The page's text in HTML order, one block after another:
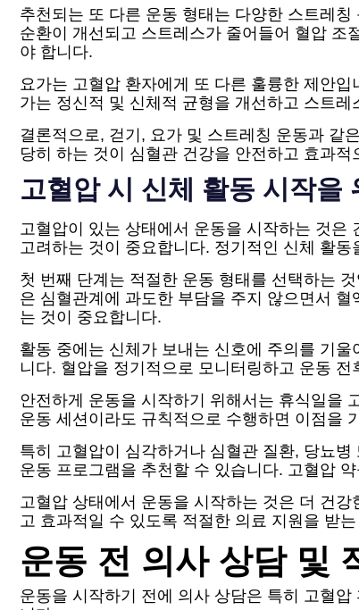
추천되는 또 다른 운동 형태는 다양한 스트레
순환이 개선되고 스트레스가 줄어들어 혈압 조
야 합니다.
요가는 고혈압 환자에게 또 다른 훌륭한 제안
가는 정신적 및 신체적 균형을 개선하고 스트
결론적으로, 걷기, 요가 및 스트레칭 운동과 같
당히 하는 것이 심혈관 건강을 안전하고 효과
고혈압 시 신체 활동 시작을
고혈압이 있는 상태에서 운동을 시작하는 것은
고려하는 것이 중요합니다. 정기적인 신체 활
첫 번째 단계는 적절한 운동 형태를 선택하는
은 심혈관계에 과도한 부담을 주지 않으면서
는 것이 중요합니다.
활동 중에는 신체가 보내는 신호에 주의를 기
니다. 혈압을 정기적으로 모니터링하고 운동
안전하게 운동을 시작하기 위해서는 휴식일을
운동 세션이라도 규칙적으로 수행하면 이점을
특히 고혈압이 심각하거나 심혈관 질환, 당뇨
운동 프로그램을 추천할 수 있습니다. 고혈압
고혈압 상태에서 운동을 시작하는 것은 더 건
고 효과적일 수 있도록 적절한 의료 지원을 받
운동 전 의사 상담 및
운동을 시작하기 전에 의사 상담은 특히 고혈